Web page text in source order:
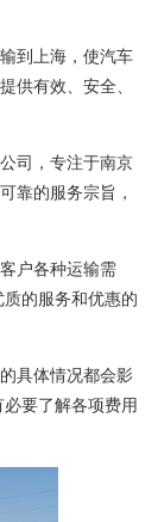
到上海，使汽车
供有效、安全、
司，专注于南京
靠的服务宗旨，
户各种运输需
的服务和优惠的
具体情况都会影
要了解各项费用